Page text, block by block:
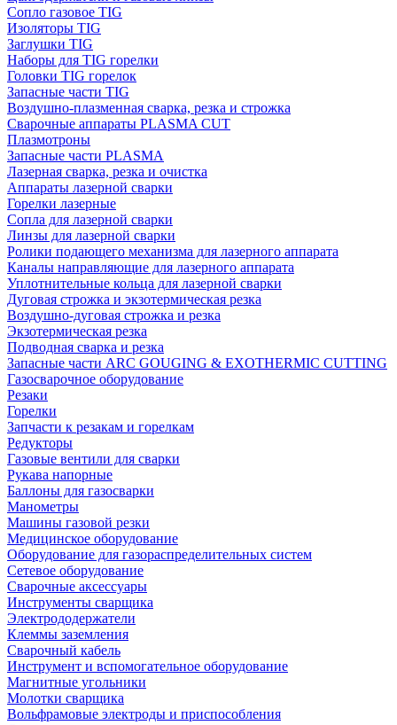
Сопло газовое TIG
Изоляторы TIG
Заглушки TIG
Наборы для TIG горелки
Головки TIG горелок
Запасные части TIG
Воздушно-плазменная сварка, резка и строжка
Сварочные аппараты PLASMA CUT
Плазмотроны
Запасные части PLASMA
Лазерная сварка, резка и очистка
Аппараты лазерной сварки
Горелки лазерные
Сопла для лазерной сварки
Линзы для лазерной сварки
Ролики подающего механизма для лазерного аппарата
Каналы направляющие для лазерного аппарата
Уплотнительные кольца для лазерной сварки
Дуговая строжка и экзотермическая резка
Воздушно-дуговая строжка и резка
Экзотермическая резка
Подводная сварка и резка
Запасные части ARC GOUGING & EXOTHERMIC CUTTING
Газосварочное оборудование
Резаки
Горелки
Запчасти к резакам и горелкам
Редукторы
Газовые вентили для сварки
Рукава напорные
Баллоны для газосварки
Манометры
Машины газовой резки
Медицинское оборудование
Оборудование для газораспределительных систем
Сетевое оборудование
Сварочные аксессуары
Инструменты сварщика
Электрододержатели
Клеммы заземления
Сварочный кабель
Инструмент и вспомогательное оборудование
Магнитные угольники
Молотки сварщика
Вольфрамовые электроды и приспособления